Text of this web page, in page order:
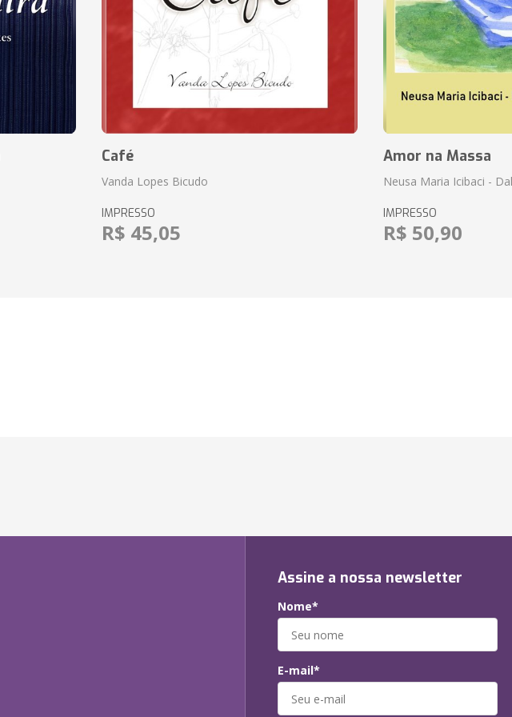
Café
Vanda Lopes Bicudo
IMPRESSO
R$ 45,05
Amor na Massa
Neusa Maria Icibaci -
IMPRESSO
R$ 50,90
Assine a nossa newsletter
Nome*
E-mail*